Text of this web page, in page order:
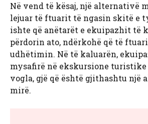
Në vend të kësaj, një alternativë
lejuar të ftuarit të ngasin skitë e
ishte që anëtarët e ekuipazhit të
përdorin ato, ndërkohë që të
udhëtimin. Në të kaluarën,
mysafirë në ekskursione turistike
vogla, gjë që është gjithashtu një
mirë.